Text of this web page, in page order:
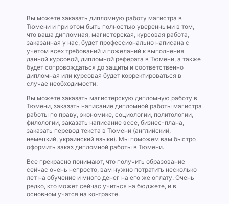
Вы можете заказать дипломную работу магистра в
Тюмени и при этом быть полностью уверенными в том,
что ваша дипломная, магистерская, курсовая работа,
заказанная у нас, будет профессионально написана с
учетом всех требований и пожеланий к выполнения
данной курсовой, дипломной реферата в Тюмени, а также
будет сопровождаться до защиты и соответственно
дипломная или курсовая будет корректироваться в
случае необходимости.
Вы можете заказать магистерскую дипломную работу в
Тюмени, заказать написание дипломной работы магистра
работы по праву, экономике, социологии, политологии,
филологии, заказать написание эссе, бизнес-плана,
заказать перевод текста в Тюмени (английский,
немецкий, украинский языки). Мы поможем вам быстро
оформить заказ дипломной работы в Тюмени.
Все прекрасно понимают, что получить образование
сейчас очень непросто, вам нужно потратить несколько
лет на обучение и много денег на его же оплату. Очень
редко, кто может сейчас учиться на бюджете, и в
основном учатся на контракте.